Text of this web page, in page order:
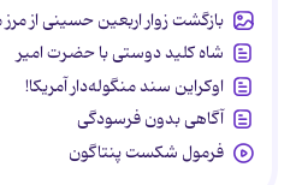
بازگشت زوار اربعین حسینی از
شاه کلید دوستی با حضرت امیر
اوکراین سند منگوله‌دار آمریکا!
آگاهی بدون فرسودگی
فرمول شکست پنتاگون